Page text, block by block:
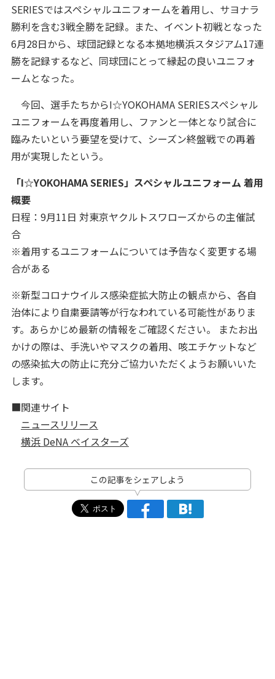
SERIESではスペシャルユニフォームを着用し、サヨナラ
勝利を含む3戦全勝を記録。また、イベント初戦となった
6月28日から、球団記録となる本拠地横浜スタジアム17連
勝を記録するなど、同球団にとって縁起の良いユニフォ
ームとなった。
今回、選手たちからI☆YOKOHAMA SERIESスペシャル
ユニフォームを再度着用し、ファンと一体となり試合に
臨みたいという要望を受けて、シーズン終盤戦での再着
用が実現したという。
「I☆YOKOHAMA SERIES」スペシャルユニフォーム 着用
概要
日程：9月11日 対東京ヤクルトスワローズからの主催試
合
※着用するユニフォームについては予告なく変更する場
合がある
※新型コロナウイルス感染症拡大防止の観点から、各自
治体により自粛要請等が行なわれている可能性がありま
す。あらかじめ最新の情報をご確認ください。 またお出
かけの際は、手洗いやマスクの着用、咳エチケットなど
の感染拡大の防止に充分ご協力いただくようお願いいた
します。
■関連サイト
ニュースリリース
横浜 DeNA ベイスターズ
この記事をシェアしよう